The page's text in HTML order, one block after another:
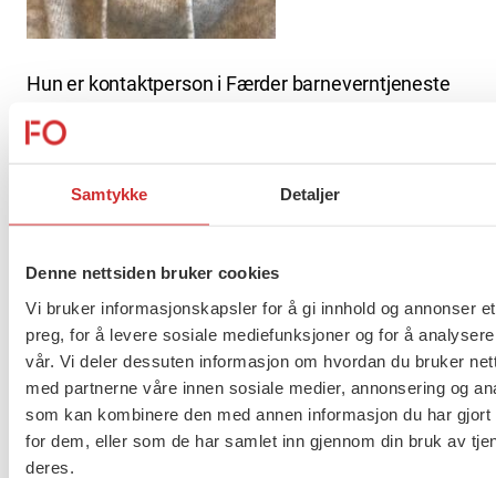
Samtykke Detaljer
Denne nettsiden bruker cookies
Vi bruker informasjonskapsler for å gi innhold og annonser
preg, for å levere sosiale mediefunksjoner og for å
vår. Vi deler dessuten informasjon om hvordan du bruker
med partnerne våre innen sosiale medier, annonsering og
som kan kombinere den med annen informasjon du har gjort
for dem, eller som de har samlet inn gjennom din bruk av
deres.
Hun er kontaktperson i Færder barneverntjeneste
videreutdanning i psykisk helse. Hun er også
Camilla Hopen